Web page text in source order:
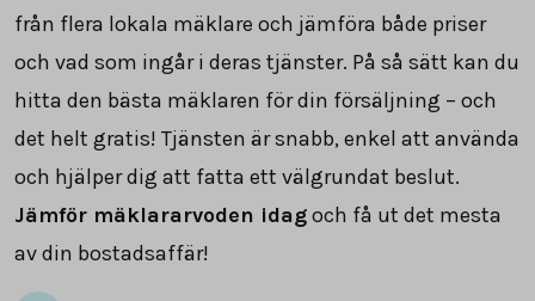
från flera lokala mäklare och jämföra både priser
och vad som ingår i deras tjänster. På så sätt kan du
hitta den bästa mäklaren för din försäljning – och
det helt gratis! Tjänsten är snabb, enkel att använda
och hjälper dig att fatta ett välgrundat beslut.
Jämför mäklararvoden idagoch få ut det mesta
av din bostadsaffär!